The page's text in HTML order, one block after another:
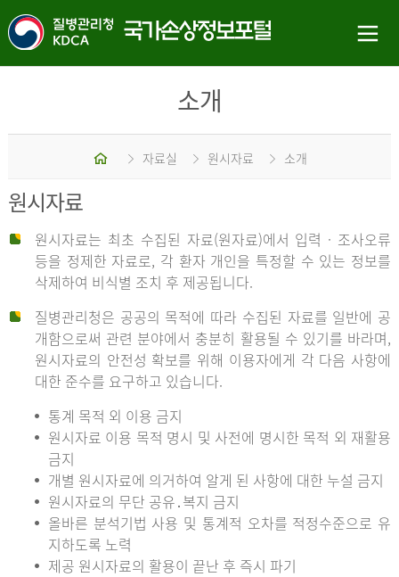
소개
홈 자료실 원시자료 소개
원시자료
원시자료는 최초 수집된 자료(원자료)에서 입력 · 조사오류
등을 정제한 자료로, 각 환자 개인을 특정할 수 있는 정보를
삭제하여 비식별 조치 후 제공됩니다.
질병관리청은 공공의 목적에 따라 수집된 자료를 일반에 공
개함으로써 관련 분야에서 충분히 활용될 수 있기를 바라며,
원시자료의 안전성 확보를 위해 이용자에게 각 다음 사항에
대한 준수를 요구하고 있습니다.
통계 목적 외 이용 금지
원시자료 이용 목적 명시 및 사전에 명시한 목적 외 재활용
금지
개별 원시자료에 의거하여 알게 된 사항에 대한 누설 금지
원시자료의 무단 공유․복지 금지
올바른 분석기법 사용 및 통계적 오차를 적정수준으로 유
지하도록 노력
제공 원시자료의 활용이 끝난 후 즉시 파기